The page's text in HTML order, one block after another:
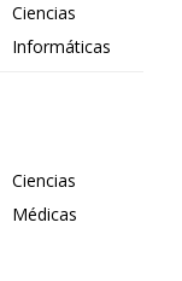
Ciencias
Informáticas
Ciencias
Médicas